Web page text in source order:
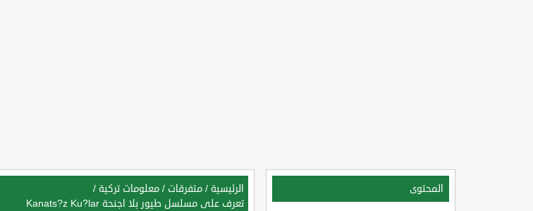
المحتوى الرئيسية / متفرقات / معلومات تركية /
تعرف على مسلسل طيور بلا اجنحة Kanats?z Ku?lar